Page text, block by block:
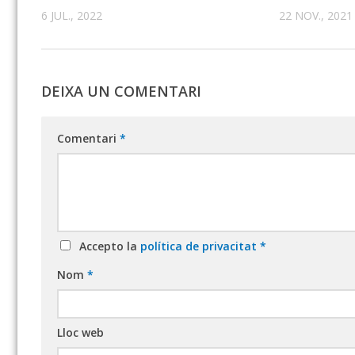
6 JUL., 2022 22 NOV., 2021
DEIXA UN COMENTARI
Comentari *
Accepto la política de privacitat *
Nom *
Lloc web